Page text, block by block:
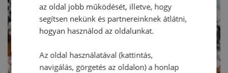
az oldal jobb működését, illetve, hogy
segítsen nekünk és partnereinknek átlátni,
hogyan használod az oldalunkat.
Az oldal használatával (kattintás,
navigálás, görgetés az oldalon) a honlap